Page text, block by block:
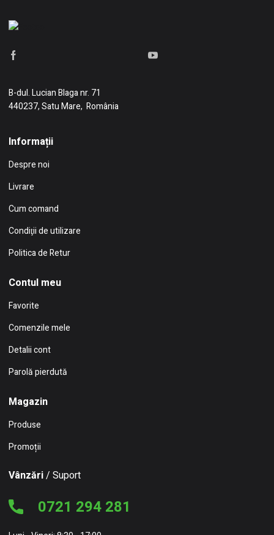
B-dul. Lucian Blaga nr. 71
440237, Satu Mare, România
Informații
Despre noi
Livrare
Cum comand
Condiţii de utilizare
Politica de Retur
Contul meu
Favorite
Comenzile mele
Detalii cont
Parolă pierdută
Magazin
Produse
Promoții
Vânzări/ Suport
0721 294 281